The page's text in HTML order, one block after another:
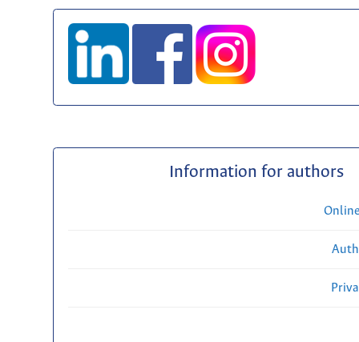
Information for authors